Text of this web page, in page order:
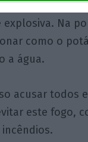
saberão, a
explosiva. Na
como o
a água.
acusar todos
este fogo,